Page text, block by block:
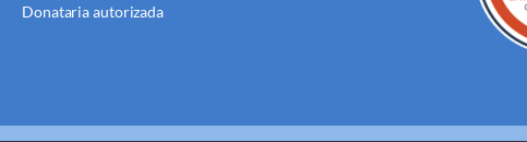
Donataria autorizada